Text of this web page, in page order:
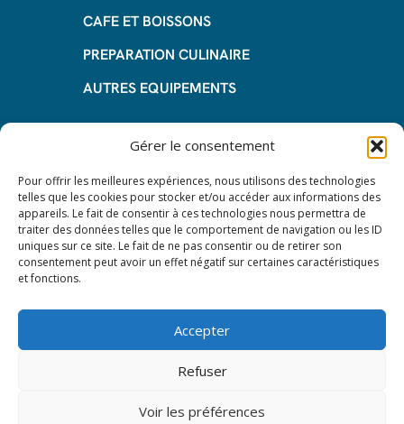
Gérer le consentement
Pour offrir les meilleures expériences, nous utilisons des technologies
telles que les cookies pour stocker et/ou accéder aux informations des
appareils. Le fait de consentir à ces technologies nous permettra de
traiter des données telles que le comportement de navigation ou les ID
uniques sur ce site. Le fait de ne pas consentir ou de retirer son
consentement peut avoir un effet négatif sur certaines caractéristiques
et fonctions.
Accepter
Refuser
Voir les préférences
CAFE ET BOISSONS
PREPARATION CULINAIRE
AUTRES EQUIPEMENTS
Informations
Questions fréquentes
Les avantages de la LOA
Les étapes du leasing de matériel
de restauration
Mentions Légales
Protection des données – RGPD